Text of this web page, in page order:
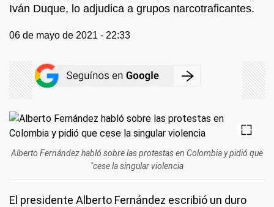
Iván Duque, lo adjudica a grupos narcotraficantes.
06 de mayo de 2021 - 22:33
Alberto Fernández habló sobre las protestas en Colombia y pidió que
"cese la singular violencia
El presidente Alberto Fernández escribió un duro